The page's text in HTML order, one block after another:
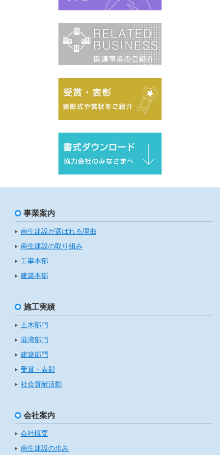
事業案内
南生建設が選ばれる理由
南生建設の取り組み
工事本部
建築本部
施工実績
土木部門
港湾部門
建築部門
受賞・表彰
社会貢献活動
会社案内
会社概要
南生建設の歩み